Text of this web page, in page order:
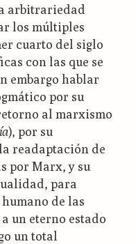
arbitrariedad
los múltiples
cuarto del siglo
con las que se
embargo hablar
por su
al marxismo
), por su
readaptación de
por Marx, y su
para
de las
un eterno estado
un total